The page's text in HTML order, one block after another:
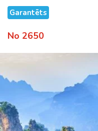
Garantēts
No 2650